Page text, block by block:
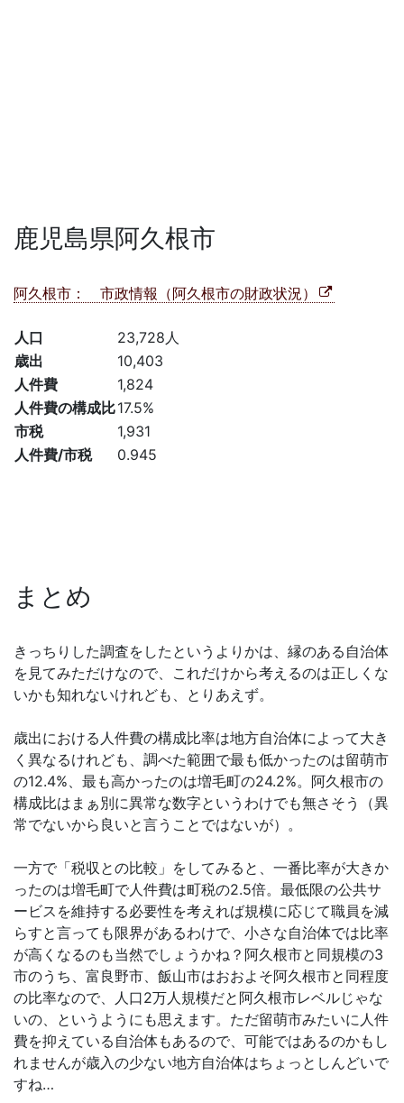
鹿児島県阿久根市
阿久根市： 市政情報（阿久根市の財政状況）
人口
23,728人
歳出
10,403
人件費
1,824
人件費の構成比17.5%
市税
1,931
人件費/市税
0.945
まとめ
きっちりした調査をしたというよりかは、縁のある自治体
を見てみただけなので、これだけから考えるのは正しくな
いかも知れないけれども、とりあえず。
歳出における人件費の構成比率は地方自治体によって大き
く異なるけれども、調べた範囲で最も低かったのは留萌市
の12.4%、最も高かったのは増毛町の24.2%。阿久根市の
構成比はまぁ別に異常な数字というわけでも無さそう（異
常でないから良いと言うことではないが）。
一方で「税収との比較」をしてみると、一番比率が大きか
ったのは増毛町で人件費は町税の2.5倍。最低限の公共サ
ービスを維持する必要性を考えれば規模に応じて職員を減
らすと言っても限界があるわけで、小さな自治体では比率
が高くなるのも当然でしょうかね？阿久根市と同規模の3
市のうち、富良野市、飯山市はおおよそ阿久根市と同程度
の比率なので、人口2万人規模だと阿久根市レベルじゃな
いの、というようにも思えます。ただ留萌市みたいに人件
費を抑えている自治体もあるので、可能ではあるのかもし
れませんが歳入の少ない地方自治体はちょっとしんどいで
すね…